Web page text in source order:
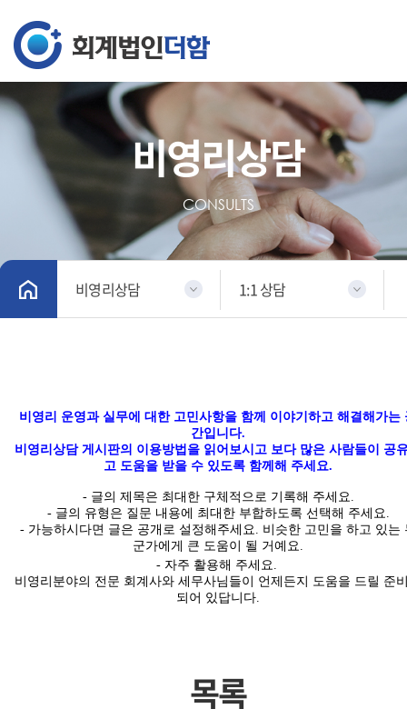
비영리상담
CONSULTS
비영리상담 1:1 상담
비영리 운영과 실무에 대한 고민사항을 함께 이야기하고 해결해가는
간입니다.
비영리상담 게시판의 이용방법을 읽어보시고 보다 많은 사람들이 공
고 도움을 받을 수 있도록 함께해 주세요.
- 글의 제목은 최대한 구체적 으로 기록해 주세요.
- 글의 유형은 질문 내용에 최대한 부합하도록 선택해 주세요.
- 가능하시다면 글은 공개 로 설정해주세요. 비슷한 고민을 하고 있는
군가에게 큰 도움이 될 거예요.
- 자주 활용해 주세요.
비영리분야의 전문 회계사와 세무사님들이 언제든지 도움을 드릴 준
되어 있답니다.
목록